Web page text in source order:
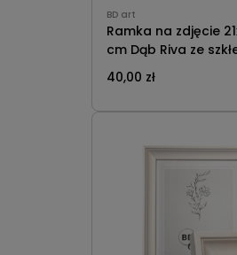
BD art
Ramka na zdjęcie
cm Dąb Riva ze
BD Art
40,00 zł